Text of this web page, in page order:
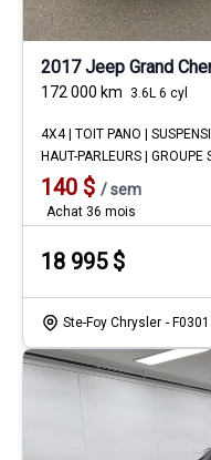
2017 Jeep Grand
172 000 km 3.6L 6 cyl
4X4 | TOIT PANO |
HAUT-PARLEURS | GROUPE
140 $ /sem
Achat 36 mois
18 995$
Ste-Foy Chrysler - F0301